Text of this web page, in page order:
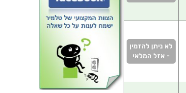
לא ניתן להזמין
- אזל המלאי